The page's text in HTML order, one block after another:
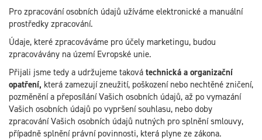
Pro zpracování osobních údajů užíváme elektronické a manuální
prostředky zpracování.
Údaje, které zpracováváme pro účely marketingu, budou
zpracovávány na území Evropské unie.
Přijali jsme tedy a udržujeme taková technická a organizační
opatření, která zamezují zneužití, poškození nebo nechtěné zničení,
pozměnění a přeposílání Vašich osobních údajů, až po vymazání
Vašich osobních údajů po vypršení souhlasu, nebo doby
zpracování Vašich osobních údajů nutných pro splnění smlouvy,
případně splnění právní povinnosti, která plyne ze zákona.